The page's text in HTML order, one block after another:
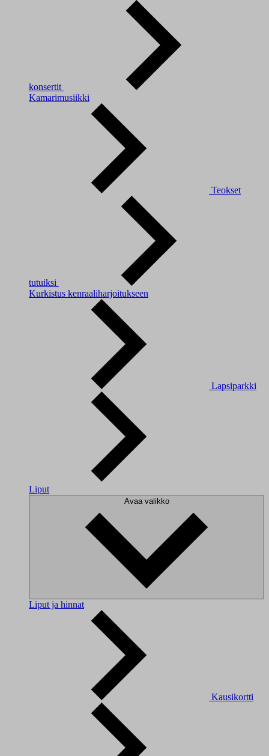
konsertit
Kamarimusiikki
Teokset
tutuiksi
Kurkistus kenraaliharjoitukseen
Lapsiparkki
Liput
Avaa valikko
Liput ja hinnat
Kausikortti